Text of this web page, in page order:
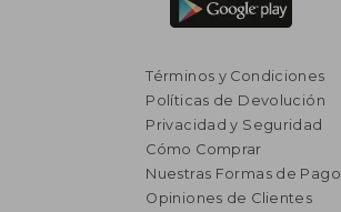
Términos y Condiciones
Políticas de Devolución
Privacidad y Seguridad
Cómo Comprar
Nuestras Formas de Pago
Opiniones de Clientes